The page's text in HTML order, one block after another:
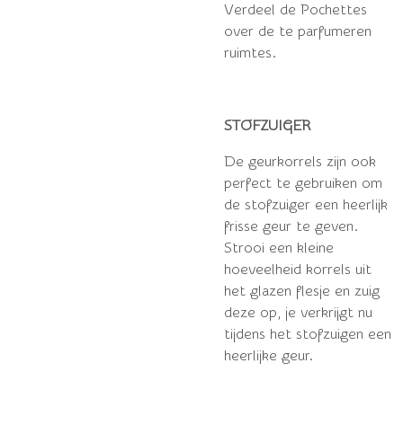
Verdeel de Pochettes
over de te parfumeren
ruimtes.
STOFZUIGER
De geurkorrels zijn ook
perfect te gebruiken om
de stofzuiger een heerlijk
frisse geur te geven.
Strooi een kleine
hoeveelheid korrels uit
het glazen flesje en zuig
deze op, je verkrijgt nu
tijdens het stofzuigen een
heerlijke geur.